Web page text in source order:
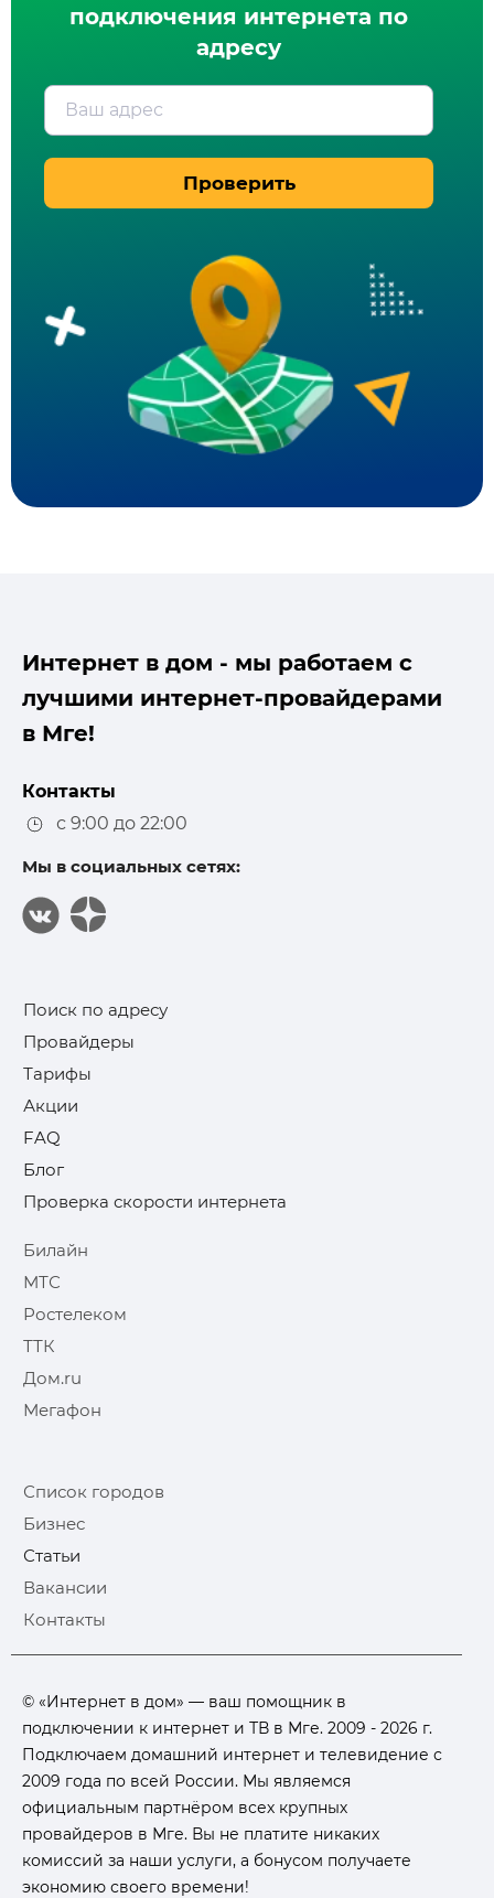
подключения интернета по
адресу
Ваш адрес
Проверить
Интернет в дом - мы работаем с
лучшими интернет-провайдерами
в Мге!
Контакты
с 9:00 до 22:00
Мы в социальных сетях:
Поиск по адресу
Провайдеры
Тарифы
Акции
FAQ
Блог
Проверка скорости интернета
Билайн
МТС
Ростелеком
ТТК
Дом.ru
Мегафон
Список городов
Бизнес
Статьи
Вакансии
Контакты
© «Интернет в дом» — ваш помощник в
подключении к интернет и ТВ в Мге. 2009 - 2026 г.
Подключаем домашний интернет и телевидение с
2009 года по всей России. Мы являемся
официальным партнёром всех крупных
провайдеров в Мге. Вы не платите никаких
комиссий за наши услуги, а бонусом получаете
экономию своего времени!